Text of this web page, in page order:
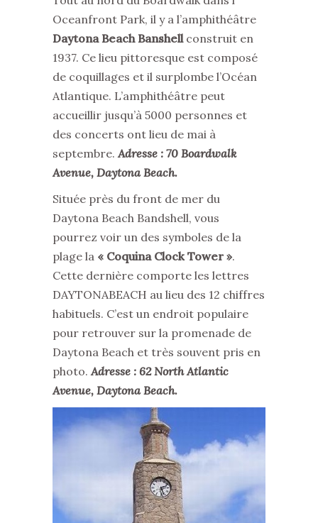
Oceanfront Park, il y a l’amphithéâtre
Daytona Beach Banshellconstruit en
1937. Ce lieu pittoresque est composé
de coquillages et il surplombe l’Océan
Atlantique. L’amphithéâtre peut
accueillir jusqu’à 5000 personnes et
des concerts ont lieu de mai à
septembre.Adresse : 70 Boardwalk
Avenue, Daytona Beach.
Située près du front de mer du
Daytona Beach Bandshell, vous
pourrez voir un des symboles de la
plage la « Coquina Clock Tower ».
Cette dernière comporte les lettres
DAYTONABEACH au lieu des 12 chiffres
habituels. C’est un endroit populaire
pour retrouver sur la promenade de
Daytona Beach et très souvent pris en
photo.Adresse : 62 North Atlantic
Avenue, Daytona Beach.